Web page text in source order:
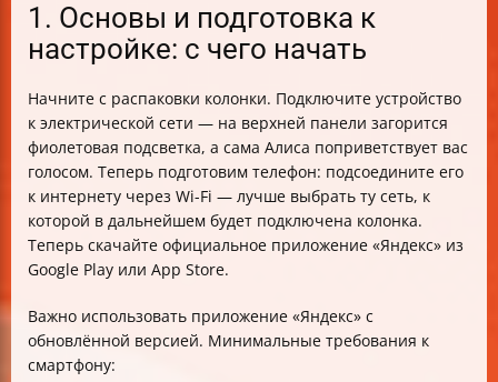
1. Основы и подготовка к
настройке: с чего начать
Начните с распаковки колонки. Подключите устройство
к электрической сети — на верхней панели загорится
фиолетовая подсветка, а сама Алиса поприветствует вас
голосом. Теперь подготовим телефон: подсоедините его
к интернету через Wi-Fi — лучше выбрать ту сеть, к
которой в дальнейшем будет подключена колонка.
Теперь скачайте официальное приложение «Яндекс» из
Google Play или App Store.
Важно использовать приложение «Яндекс» с
обновлённой версией. Минимальные требования к
смартфону: